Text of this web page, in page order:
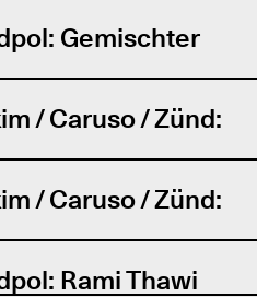
Gemischter
/ Caruso / Zünd:
/ Caruso / Zünd:
Rami Thawi